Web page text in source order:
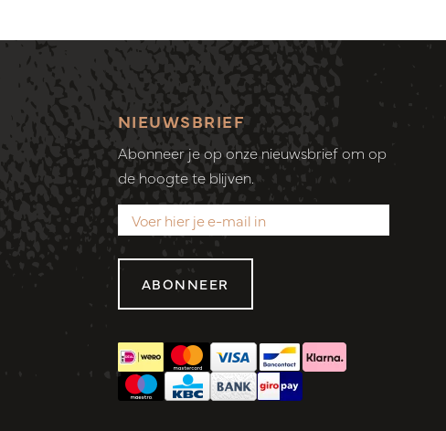
NIEUWSBRIEF
Abonneer je op onze nieuwsbrief om op
de hoogte te blijven.
ABONNEER